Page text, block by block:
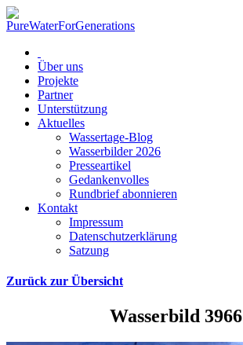
Über uns
Projekte
Partner
Unterstützung
Aktuelles
Wassertage-Blog
Wasserbilder 2026
Presseartikel
Gedankenvolles
Rundbrief abonnieren
Kontakt
Impressum
Datenschutzerklärung
Satzung
Zurück zur Übersicht
Wasserbild 3966